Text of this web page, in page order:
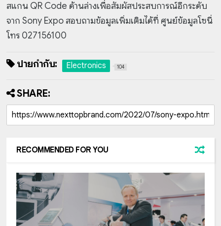
สแกน QR Code ด้านล่างเพื่อสัมผัสประสบการณ์อีกระดับ
จาก Sony Expo สอบถามข้อมูลเพิ่มเติมได้ที่ ศูนย์ข้อมูลโซนี่
โทร 027156100
ป้ายกำกับ: Electronics 104
SHARE:
RECOMMENDED FOR YOU